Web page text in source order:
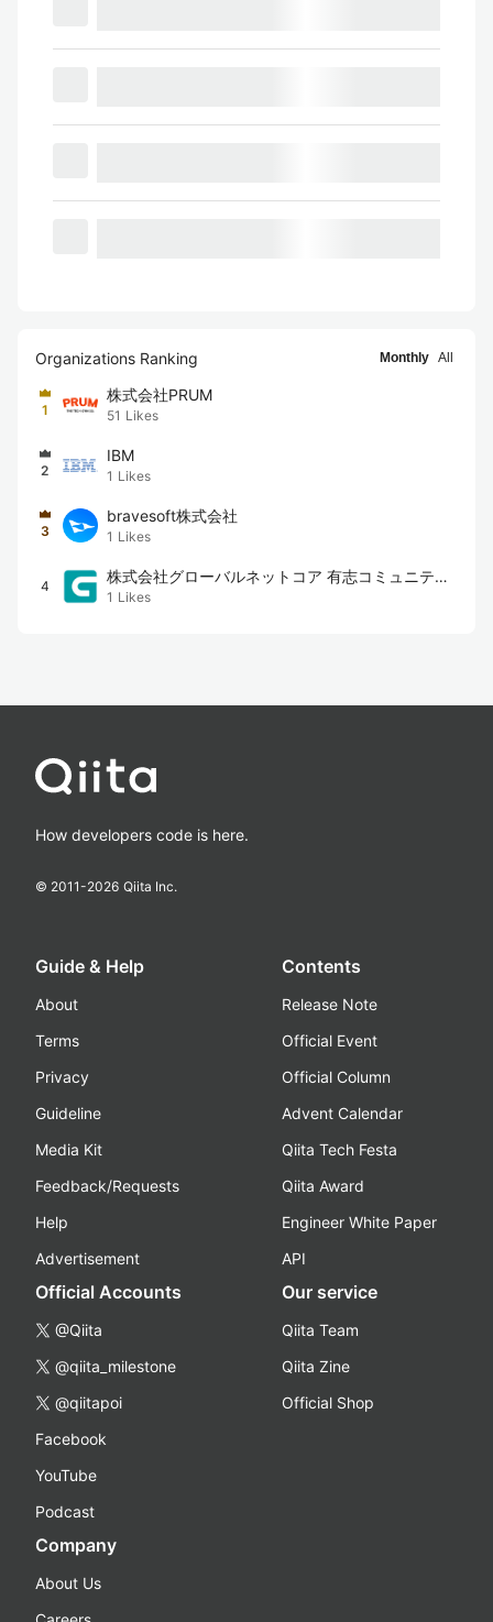
Organizations Ranking Monthly All
1
株式会社PRUM
51 Likes
2
IBM
1 Likes
3
bravesoft株式会社
1 Likes
4
株式会社グローバルネットコア 有志コミュニティ
（β）
1 Likes
How developers code is here.
© 2011-2026 Qiita Inc.
Guide & Help
About
Terms
Privacy
Guideline
Media Kit
Feedback/Requests
Help
Advertisement
Contents
Release Note
Official Event
Official Column
Advent Calendar
Qiita Tech Festa
Qiita Award
Engineer White Paper
API
Official Accounts
@Qiita
@qiita_milestone
@qiitapoi
Facebook
YouTube
Podcast
Our service
Qiita Team
Qiita Zine
Official Shop
Company
About Us